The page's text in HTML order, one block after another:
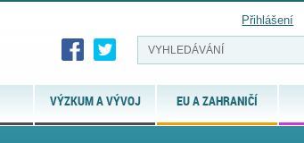
VÝZKUM A VÝVOJ EU A ZAHRANIČÍ
Přihlášení